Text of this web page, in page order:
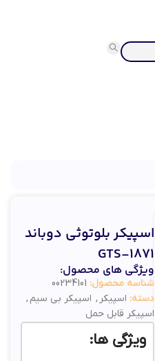
اسپیکر بلوتوثی دوباند
GTS-1871
ویژگی های محصول:
شناسه محصول: 00234101
دسته: اسپیکر , اسپیکر بی سیم ,
اسپیکر قابل حمل
ویژگی ها: